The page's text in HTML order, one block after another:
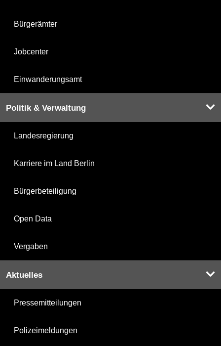
Bürgerämter
Jobcenter
Einwanderungsamt
Politik & Verwaltung
Landesregierung
Karriere im Land Berlin
Bürgerbeteiligung
Open Data
Vergaben
Aktuelles
Pressemitteilungen
Polizeimeldungen